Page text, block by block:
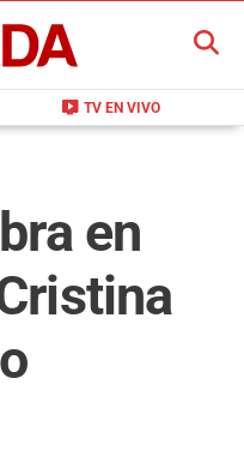
live_tv TV EN VIVO
BUSCAR
en